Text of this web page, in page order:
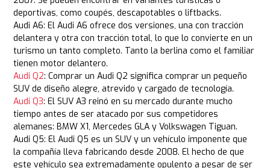
deportivas, como coupés, descapotables o liftbacks.
Audi A6: El Audi A6 ofrece dos versiones, una con tracción
delantera y otra con tracción total, lo que lo convierte en un
turismo un tanto completo. Tanto la berlina como el familiar
tienen motor delantero.
Audi Q2: Comprar un Audi Q2 significa comprar un pequeño
SUV de diseño alegre, atrevido y cargado de tecnología.
Audi Q3: El SUV A3 reinó en su mercado durante mucho
tiempo antes de ser atacado por sus competidores
alemanes: BMW X1, Mercedes GLA y Volkswagen Tiguan.
Audi Q5: El Audi Q5 es un SUV y un vehículo imponente que
la compañía lleva fabricando desde 2008. El hecho de que
este vehículo sea extremadamente opulento a pesar de ser